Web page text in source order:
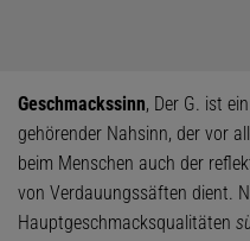
Geschmackssinn, Der G. ist
gehörender Nahsinn, der vor
beim Menschen auch der
von Verdauungssäften dient.
Hauptgeschmacksqualitäten